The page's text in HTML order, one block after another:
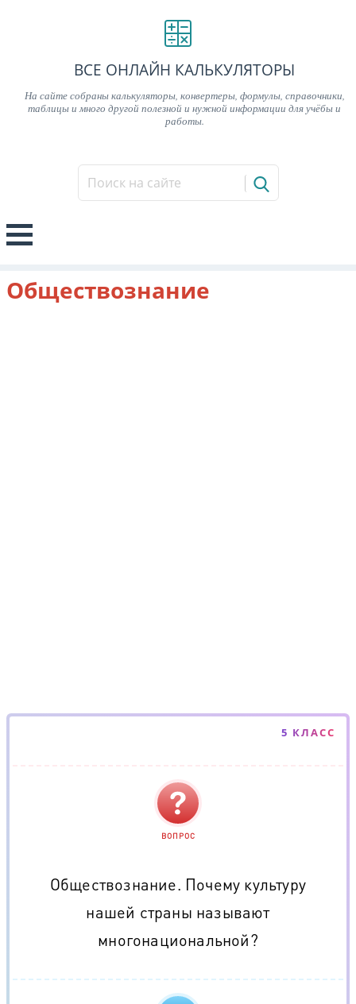
ВСЕ ОНЛАЙН КАЛЬКУЛЯТОРЫ
На сайте собраны калькуляторы, конвертеры, формулы, справочники,
таблицы и много другой полезной и нужной информации для учёбы и
работы.
Обществознание
5 КЛАСС
ВОПРОС
Обществознание. Почему культуру
нашей страны называют
многонациональной?